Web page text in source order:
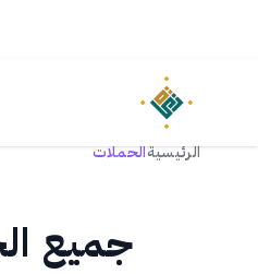
الرئيسيةالحملات
جميع